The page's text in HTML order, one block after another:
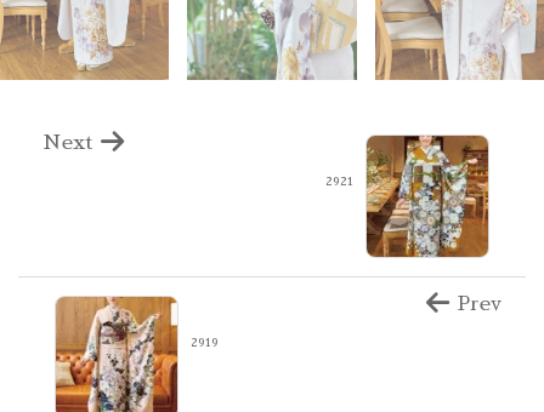
2921
Next
2919
Prev